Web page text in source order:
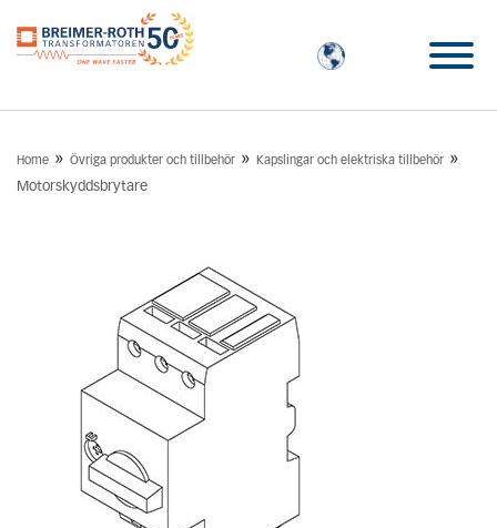
Home » Övriga produkter och tillbehör » Kapslingar och elektriska tillbehör »
Motorskyddsbrytare